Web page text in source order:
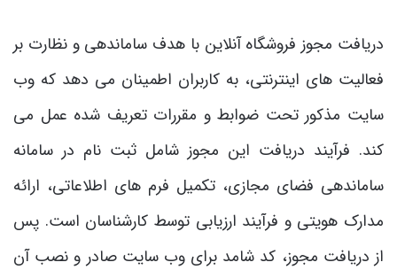
دریافت مجوز فروشگاه آنلاین با هدف ساماندهی و نظارت بر
فعالیت‌ های اینترنتی، به کاربران اطمینان می ‌دهد که وب
‌سایت مذکور تحت ضوابط و مقررات تعریف شده عمل می
‌کند. فرآیند دریافت این مجوز شامل ثبت‌ نام در سامانه
ساماندهی فضای مجازی، تکمیل فرم ‌های اطلاعاتی، ارائه
مدارک هویتی و فرآیند ارزیابی توسط کارشناسان است. پس
از دریافت مجوز، کد شامد برای وب ‌سایت صادر و نصب آن